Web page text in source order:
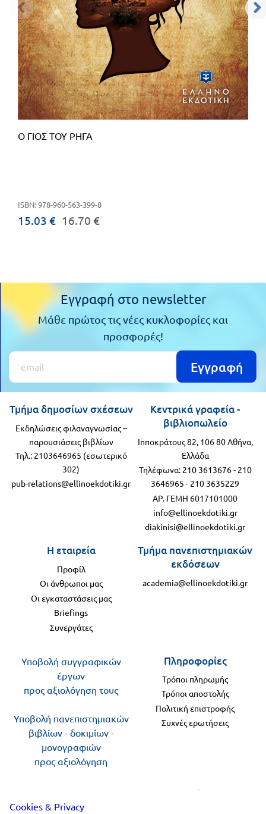
Ο ΓΙΟΣ ΤΟΥ ΡΗΓΑ
ISBN: 978-960-563-399-8
15.03 € 16.70 €
Εγγραφή στο newsletter
Μάθε πρώτος τις νέες κυκλοφορίες και
προσφορές!
Εγγραφή
Κεντρικά γραφεία -
βιβλιοπωλείο
Ιπποκράτους 82, 106 80 Αθήνα,
Ελλάδα
Τηλέφωνα: 210 3613676- 210
3646965 - 210 3635229
ΑΡ. ΓΕΜΗ 6017101000
info@ellinoekdotiki.gr
diakinisi@ellinoekdotiki.gr
Η εταιρεία
Προφίλ
Οι άνθρωποι μας
Οι εγκαταστάσεις μας
Briefings
Συνεργάτες
Τμήμα δημοσίων σχέσεων
Εκδηλώσεις φιλαναγνωσίας –
παρουσιάσεις βιβλίων
Τηλ.: 2103646965 (εσωτερικό
302)
pub-relations@ellinoekdotiki.gr
Τμήμα πανεπιστημιακών
εκδόσεων
academia@ellinoekdotiki.gr
Πληροφορίες
Τρόποι πληρωμής
Τρόποι αποστολής
Πολιτική επιστροφής
Συχνές ερωτήσεις
Υποβολή συγγραφικών
έργων
προς αξιολόγηση τους
Υποβολή πανεπιστημιακών
βιβλίων - δοκιμίων -
μονογραφιών
προς αξιολόγηση
Ακολουθήστε μας
Cookies & Privacy